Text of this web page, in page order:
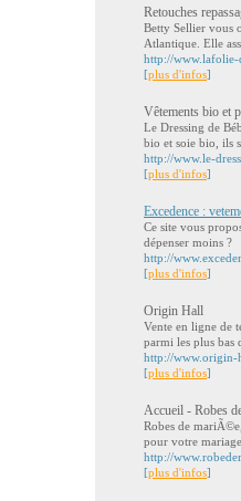
Retouches
Betty Sellier vous
Atlantique. Elle
http://www.lafolie-
[plus d'infos]
Vêtements bio et
Le Dressing de
bio et soie bio, ils
http://www.le-
[plus d'infos]
Excedence :
Ce site vous
dépenser moins ?
http://
[plus d'infos]
Origin Hall
Vente en ligne de
parmi les plus bas
http://www.origin-
[plus d'infos]
Accueil - Robes
Robes de
pour votre
http://
[plus d'infos]